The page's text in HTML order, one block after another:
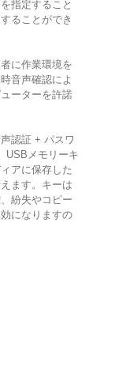
指定すること
ることができ
に作業環境を
音声確認によ
ーターを許諾
認証 + パスワ
USBメモリーキ
アに保存した
ます。キーは
紛失やコピー
になりますの